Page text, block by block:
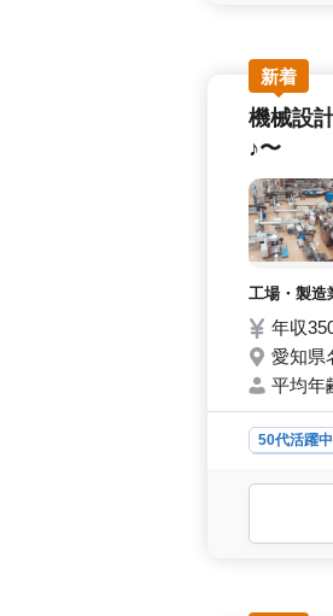
フバラ
生も整っ
た工場で
製品のク
新着
機械設
♪〜
工場・製造
年収
愛知県
平均年
50代活躍中
おすす
＜中高年
バラン